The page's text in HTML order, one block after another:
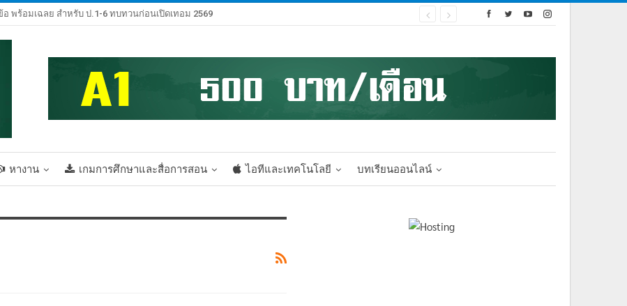
พร้อมเฉลย สำหรับ ป.1-6 ทบทวนก่อนเปิดเทอม 2569
หางาน เกมการศึกษาและสื่อการสอน ไอทีและเทคโนโลยี บทเรียนออนไลน์